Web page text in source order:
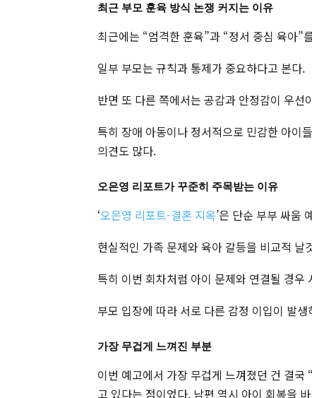
최근 부모 훈육 방식 논쟁 커지는 이유
최근에는 “엄격한 훈육”과 “정서 중심 육아”
일부 부모는 규칙과 통제가 중요하다고 본다.
반면 또 다른 쪽에서는 공감과 안정감이 우선
특히 장애 아동이나 정서적으로 민감한 아이
의견도 많다.
오은영 리포트가 꾸준히 주목받는 이유
‘오은영 리포트-결혼 지옥’은 단순 부부 싸움
현실적인 가족 문제와 육아 갈등을 비교적
특히 이번 회차처럼 아이 문제와 연결될 경우
부모 입장에 따라 서로 다른 감정 이입이 발
가장 무겁게 느껴진 부분
이번 예고에서 가장 무겁게 느껴졌던 건 결
고 있다는 점이었다. 남편 역시 아이 회복을